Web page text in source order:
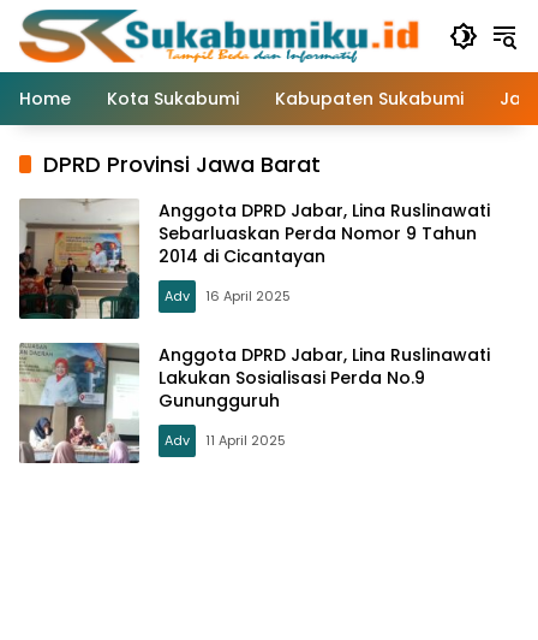
Langsung
konten
Home
Kota Sukabumi Kabupaten Sukabumi
DPRD Provinsi Jawa Barat
Anggota DPRD Jabar, Lina Ruslinawati
Sebarluaskan Perda Nomor 9 Tahun
2014 di Cicantayan
Adv 16 April 2025
Anggota DPRD Jabar, Lina Ruslinawati
Lakukan Sosialisasi Perda No.9
Gunungguruh
Adv 11 April 2025